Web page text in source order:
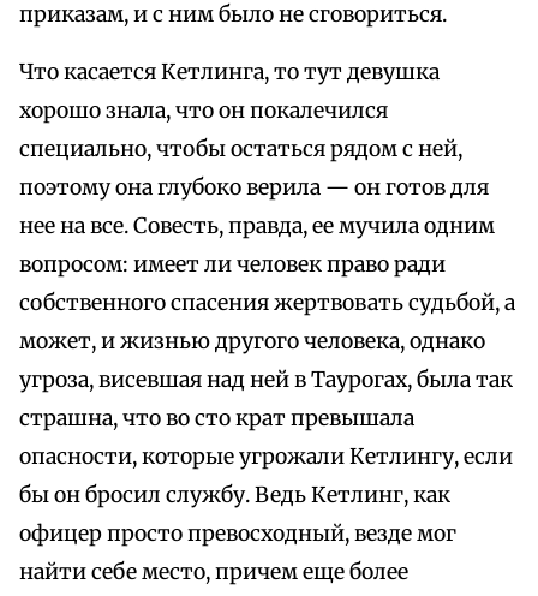
приказам, и с ним было не сговориться.
Что касается Кетлинга, то тут девушка
хорошо знала, что он покалечился
специально, чтобы остаться рядом с ней,
поэтому она глубоко верила — он готов для
нее на все. Совесть, правда, ее мучила одним
вопросом: имеет ли человек право ради
собственного спасения жертвовать судьбой, а
может, и жизнью другого человека, однако
угроза, висевшая над ней в Таурогах, была так
страшна, что во сто крат превышала
опасности, которые угрожали Кетлингу, если
бы он бросил службу. Ведь Кетлинг, как
офицер просто превосходный, везде мог
найти себе место, причем еще более